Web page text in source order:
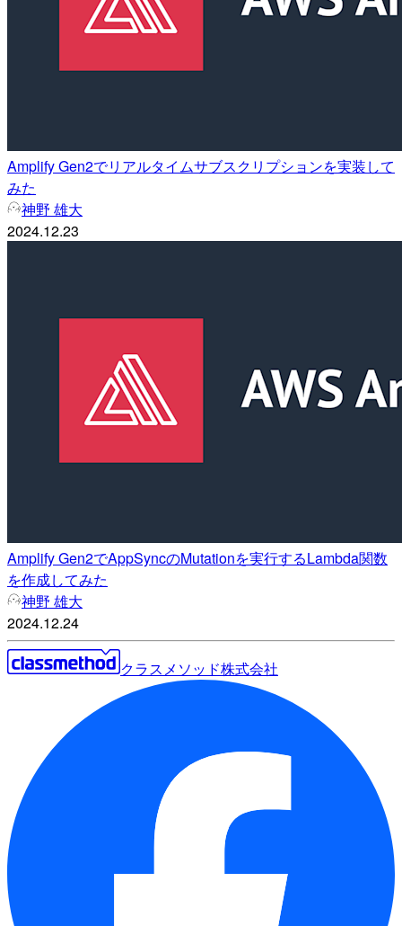
Amplify Gen2でリアルタイムサブスクリプションを実装して
みた
神野 雄大
2024.12.23
Amplify Gen2でAppSyncのMutationを実行するLambda関数
を作成してみた
神野 雄大
2024.12.24
クラスメソッド株式会社